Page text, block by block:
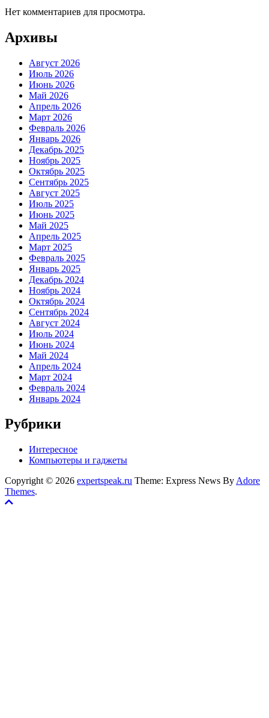
Нет комментариев для просмотра.
Архивы
Август 2026
Июль 2026
Июнь 2026
Май 2026
Апрель 2026
Март 2026
Февраль 2026
Январь 2026
Декабрь 2025
Ноябрь 2025
Октябрь 2025
Сентябрь 2025
Август 2025
Июль 2025
Июнь 2025
Май 2025
Апрель 2025
Март 2025
Февраль 2025
Январь 2025
Декабрь 2024
Ноябрь 2024
Октябрь 2024
Сентябрь 2024
Август 2024
Июль 2024
Июнь 2024
Май 2024
Апрель 2024
Март 2024
Февраль 2024
Январь 2024
Рубрики
Интересное
Компьютеры и гаджеты
Copyright © 2026 expertspeak.ru Theme: Express News By Adore
Themes.